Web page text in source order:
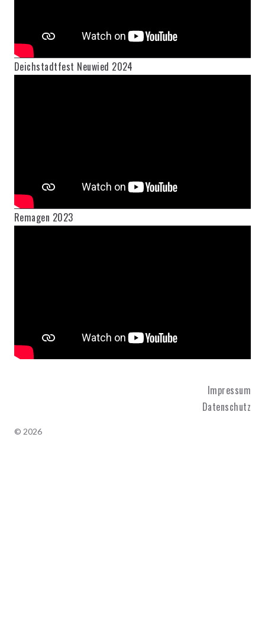
Deichstadtfest Neuwied 2024
Remagen 2023
Impressum
Datenschutz
© 2026